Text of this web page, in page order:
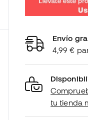
Envío
4,99 €
tu tienda